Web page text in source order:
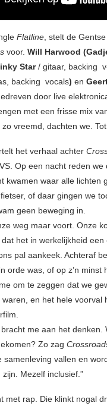
Flatline, stelt de
voor. Will Harwood
Star/ gitaar, backing
backing vocals) en
door live
met een frisse mix
vreemd, dachten we.
het verhaal achter
Op een nacht reden
kwamen waar alle lichten
of daar gingen we
geen beweging in.
weg maar voort. Onze
het in werkelijkheid
pal aankeek. Achteraf
orde was, of op z’n
om te zeggen dat we
en het hele
me aan het
Zo zag
samenleving vallen en
Mezelf inclusief.”
met rap. Die klinkt nogal